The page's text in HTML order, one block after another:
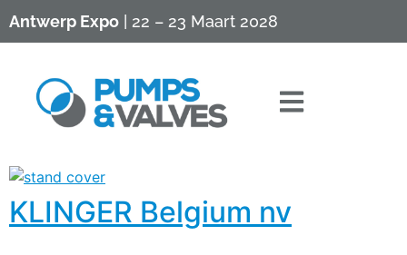
Antwerp Expo | 22 – 23 Maart 2028
KLINGER Belgium nv